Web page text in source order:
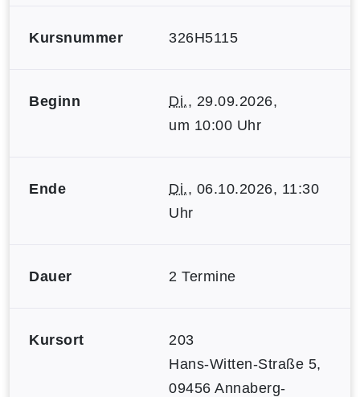
Kursnummer 326H5115
Beginn Di., 29.09.2026,
um 10:00 Uhr
Ende Di., 06.10.2026, 11:30
Uhr
Dauer 2 Termine
Kursort
203
Hans-Witten-Straße 5,
09456 Annaberg-